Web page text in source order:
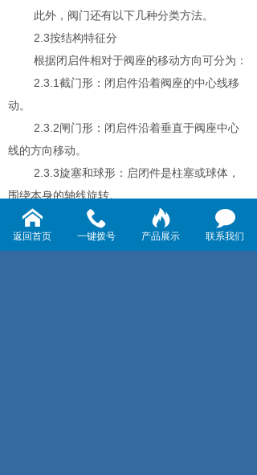
此外，阀门还有以下几种分类方法。
2.3按结构特征分
根据闭启件相对于阀座的移动方向可分为：
2.3.1截门形：闭启件沿着阀座的中心线移
动。
2.3.2闸门形：闭启件沿着垂直于阀座中心
线的方向移动。
2.3.3旋塞和球形：启闭件是柱塞或球体，
围绕本身的轴线旋转。
2.3.4旋启形：启闭件围绕阀座外的轴线旋
转。
返回首页 一键拨号 产品展示 联系我们